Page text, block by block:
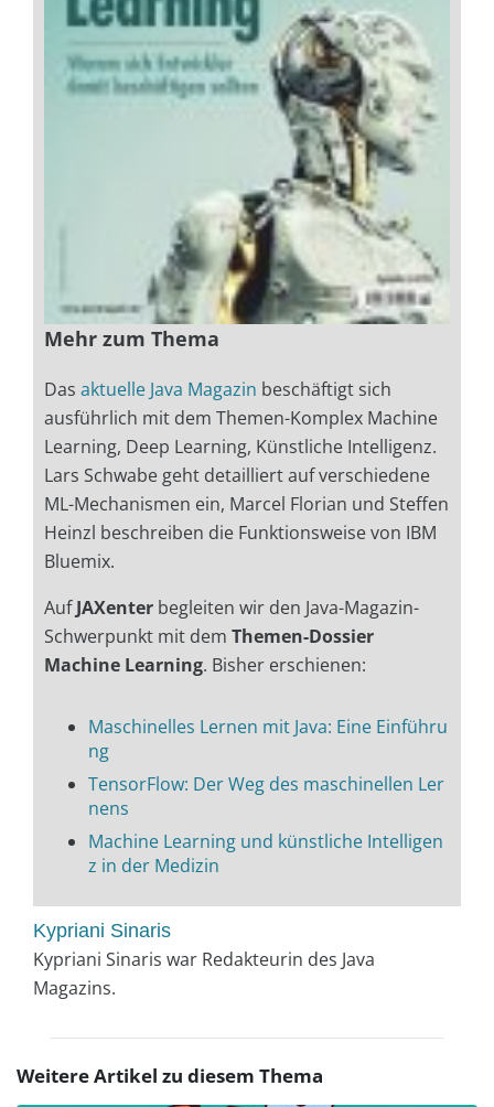
Mehr zum Thema
Das aktuelle Java Magazin beschäftigt sich
ausführlich mit dem Themen-Komplex Machine
Learning, Deep Learning, Künstliche Intelligenz.
Lars Schwabe geht detailliert auf verschiedene
ML-Mechanismen ein, Marcel Florian und Steffen
Heinzl beschreiben die Funktionsweise von IBM
Bluemix.
AufJAXenter begleiten wir den Java-Magazin-
Schwerpunkt mit dem Themen-Dossier
Machine Learning. Bisher erschienen:
Maschinelles Lernen mit Java: Eine Einführu
ng
TensorFlow: Der Weg des maschinellen Ler
nens
Machine Learning und künstliche Intelligen
z in der Medizin
Kypriani Sinaris
Kypriani Sinaris war Redakteurin des Java
Magazins.
Weitere Artikel zu diesem Thema